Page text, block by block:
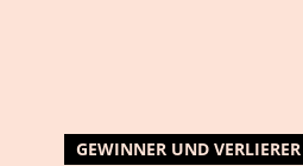
GEWINNER UND